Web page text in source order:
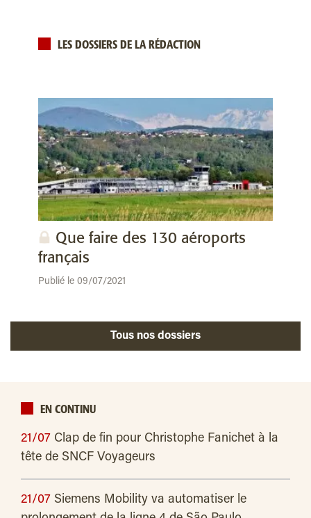
LES DOSSIERS DE LA RÉDACTION
Que faire des 130 aéroports
français
Publié le 09/07/2021
Tous nos dossiers
EN CONTINU
21/07 Clap de fin pour Christophe Fanichet à la
tête de SNCF Voyageurs
21/07 Siemens Mobility va automatiser le